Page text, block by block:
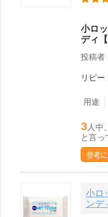
小ロ
ディ
投稿者
リピー
用途
3 人中、
と言っ
参考
小ロ
ンデ